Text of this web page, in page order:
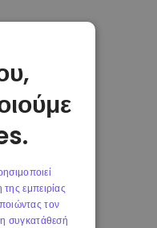
εμπειρίας
τον
συγκατάθεσή